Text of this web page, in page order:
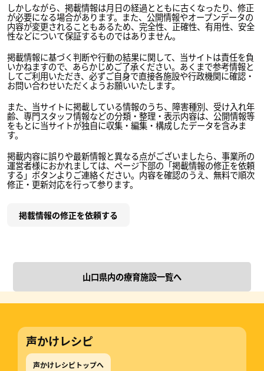
しかしながら、掲載情報は月日の経過とともに古くなったり、修正
が必要になる場合があります。また、公開情報やオープンデータの
内容が変更されることもあるため、完全性、正確性、有用性、安全
性などについて保証するものではありません。
掲載情報に基づく判断や行動の結果に関して、当サイトは責任を負
いかねますので、あらかじめご了承ください。あくまで参考情報と
してご利用いただき、必ずご自身で直接各施設や行政機関に確認・
お問い合わせいただくようお願いいたします。
また、当サイトに掲載している情報のうち、障害種別、受け入れ年
齢、専門スタッフ情報などの分類・整理・表示内容は、公開情報等
をもとに当サイトが独自に収集・編集・構成したデータを含みま
す。
掲載内容に誤りや最新情報と異なる点がございましたら、事業所の
運営者様におかれましては、ページ下部の「掲載情報の修正を依頼
する」ボタンよりご連絡ください。内容を確認のうえ、無料で順次
修正・更新対応を行って参ります。
掲載情報の修正を依頼する
山口県内の療育施設一覧へ
声かけレシピ
声かけレシピトップへ